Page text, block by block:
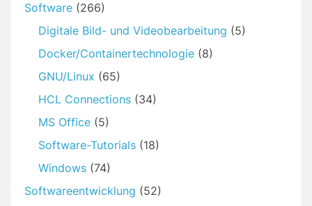
Software (266)
Digitale Bild- und Videobearbeitung (5)
Docker/Containertechnologie (8)
GNU/Linux (65)
HCL Connections (34)
MS Office (5)
Software-Tutorials (18)
Windows (74)
Softwareentwicklung (52)